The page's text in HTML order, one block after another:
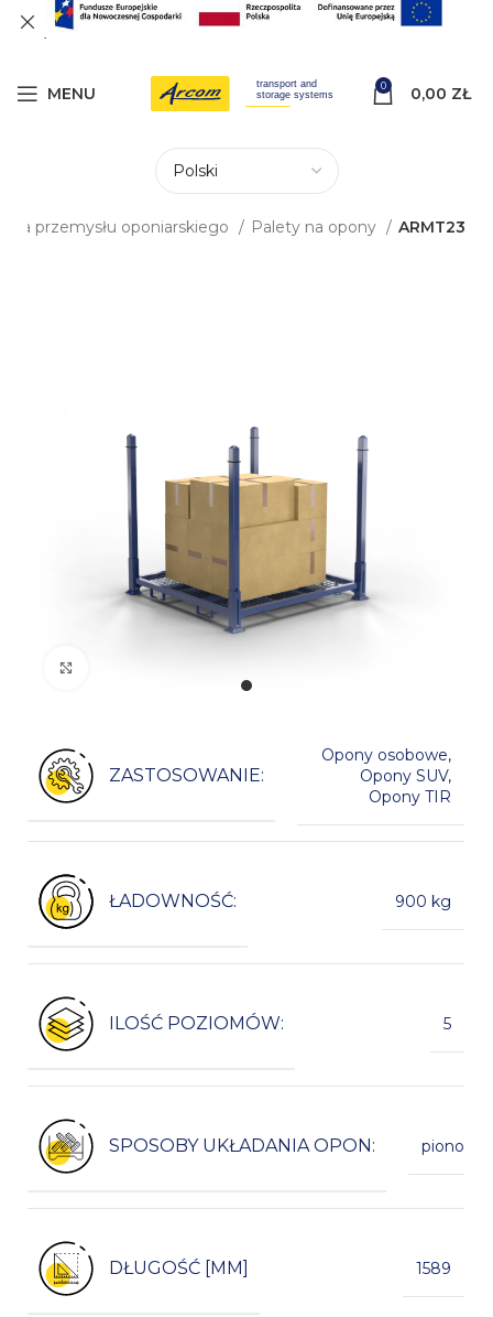
MENU 0 0,00 ZŁ
dla przemysłu oponiarskiego Palety na opony ARMT23
ZASTOSOWANIE:
Opony osobowe,
Opony SUV,
Opony TIR
ŁADOWNOŚĆ: 900 kg
ILOŚĆ POZIOMÓW: 5
SPOSOBY UKŁADANIA OPON: pionowo
DŁUGOŚĆ [MM] 1589